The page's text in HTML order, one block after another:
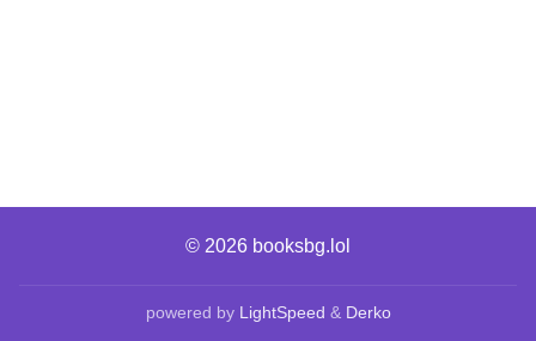
© 2026 booksbg.lol
powered by LightSpeed & Derko